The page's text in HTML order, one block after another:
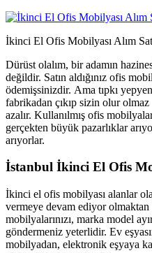
İkinci El Ofis Mobilyası Alım
Dürüst olalım, bir adamın
değildir. Satın aldığınız ofis
ödemişsinizdir. Ama tıpkı
fabrikadan çıkıp sizin olur
azalır. Kullanılmış ofis
gerçekten büyük pazarlıklar
arıyorlar.
İstanbul İkinci El Ofis
İkinci el ofis mobilyası alanlar
vermeye devam ediyor
mobilyalarınızı, marka model
göndermeniz yeterlidir. Ev
mobilyadan, elektronik eşyaya